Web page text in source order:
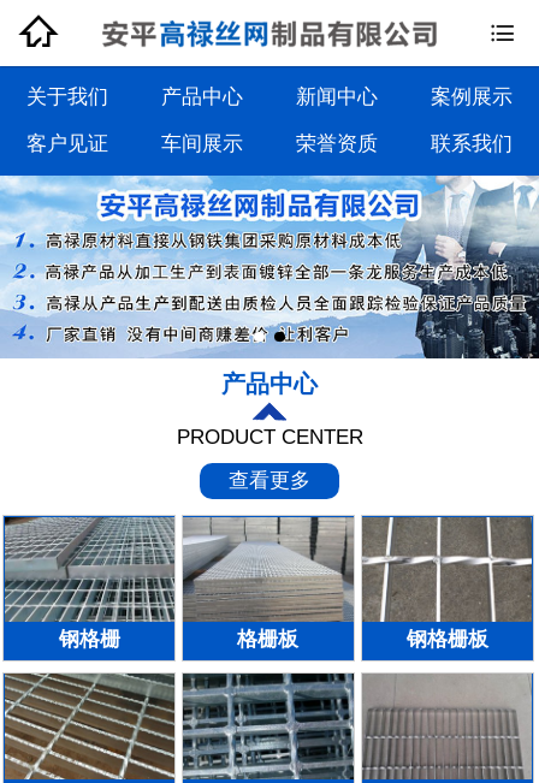
钢格板系列
钢格栅板系列
沟盖板系列
踏步板系列


关于我们 产品中心 新闻中心 案例展示
客户见证 车间展示 荣誉资质 联系我们
产品中心
PRODUCT CENTER
查看更多
钢格栅 格栅板 钢格栅板